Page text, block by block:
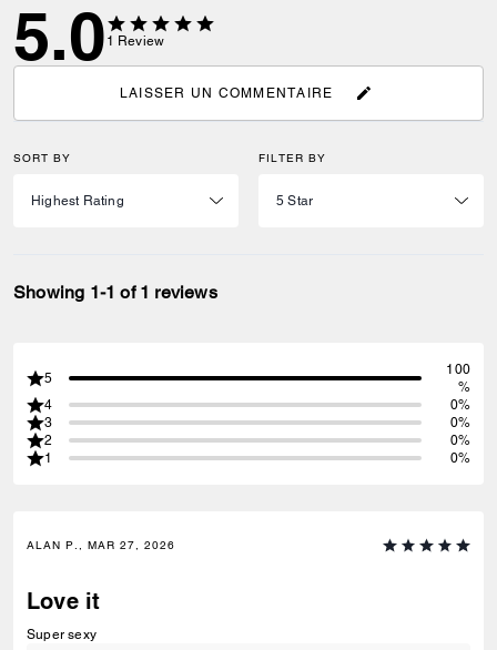
5.0 1 Review
LAISSER UN COMMENTAIRE
SORT BY FILTER BY
Showing 1-1 of 1 reviews
5
100
%
4
0%
3
0%
2
0%
1
0%
ALAN P., MAR 27, 2026
Love it
Super sexy